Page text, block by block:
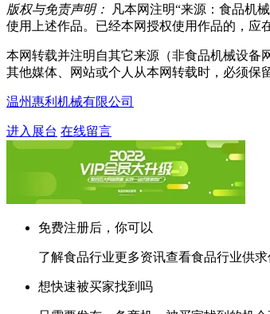
版权与免责声明：
凡本网注明“来源：食品机
使用上述作品。已经本网授权使用作品的，应
本网转载并注明自其它来源（非食品机械设备
其他媒体、网站或个人从本网转载时，必须保
温州惠利机械有限公司
进入展台 在线留言
免费注册后，你可以
了解食品行业更多资讯查看食品行业供
想快速被买家找到吗